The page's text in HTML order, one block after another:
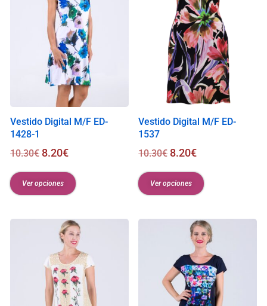
Vestido Digital M/F ED-
1428-1
10.30€ 8.20€
Ver opciones
Vestido Digital M/F ED-
1537
10.30€ 8.20€
Ver opciones